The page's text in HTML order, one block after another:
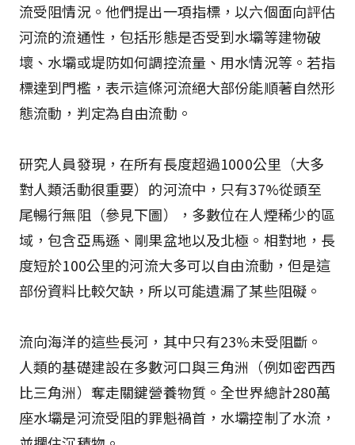
流受阻情況。他們提出一項指標，以六個面向評估
河流的流通性，包括形態是否受到水壩等建物破
壞、水壩或堤防如何調控流量、用水情況等。若指
標達到門檻，表示這條河流絕大部份能順著自然形
態流動，判定為自由流動。
研究人員發現，在所有長度超過1000公里（大多
對人類活動很重要）的河流中，只有37%從頭至
尾暢行無阻（參見下圖），多數位在人煙稀少的區
域，包含亞馬遜、剛果盆地以及北極。相對地，長
度短於100公里的河流大多可以自由流動，但是這
部份資料比較欠缺，所以可能遺漏了某些阻礙。
流向海洋的這些長河，其中只有23%未受阻斷。
人類的基礎建設在多數河口與三角洲（例如密西西
比三角洲）奪走關鍵營養物質。全世界總計280萬
座水壩是河流受阻的罪魁禍首，水壩控制了水流，